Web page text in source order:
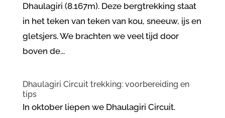
Dhaulagiri (8.167m). Deze bergtrekking staat
in het teken van teken van kou, sneeuw, ijs en
gletsjers. We brachten we veel tijd door
boven de...
Dhaulagiri Circuit trekking: voorbereiding en
tips
In oktober liepen we Dhaulagiri Circuit.